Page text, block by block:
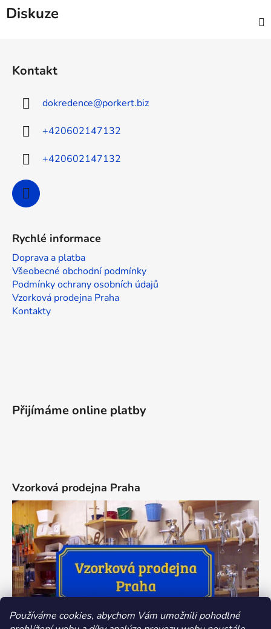
Používáme cookies, abychom Vám umožnili pohodlné
Diskuze
Kontakt
dokredence@porkert.biz
+420602147132
+420602147132
Rychlé informace
Doprava a platba
Všeobecné obchodní podmínky
Podmínky ochrany osobních údajů
Vzorková prodejna Praha
Kontakty
Přijímáme online platby
Vzorková prodejna Praha